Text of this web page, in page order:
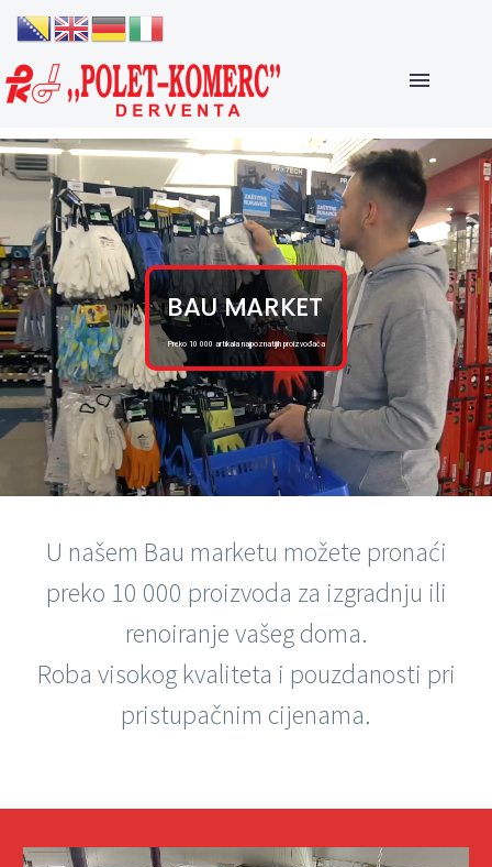
Preko 10 000 artikala najpoznatijih proizvođača
BAU MARKET
U našem Bau marketu možete pronaći
preko 10 000 proizvoda za izgradnju ili
renoiranje vašeg doma.
Roba visokog kvaliteta i pouzdanosti pri
pristupačnim cijenama.